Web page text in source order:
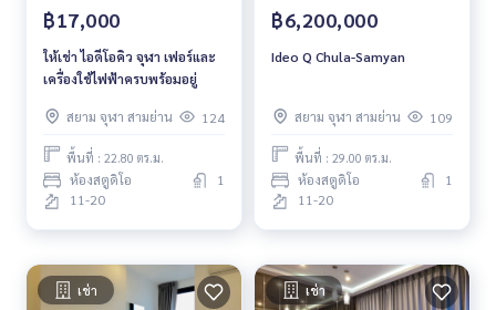
฿17,000
ให้เช่า ไอดีโอคิว จุฬา เฟอร์และ
เครื่องใช้ไฟฟ้าครบพร้อมอยู่
สยาม จุฬา สามย่าน 124
พื้นที่ : 22.80 ตร.ม.
ห้องสตูดิโอ
1
11-20
฿6,200,000
Ideo Q Chula-Samyan
สยาม จุฬา สามย่าน 109
พื้นที่ : 29.00 ตร.ม.
ห้องสตูดิโอ
1
11-20
เช่า เช่า